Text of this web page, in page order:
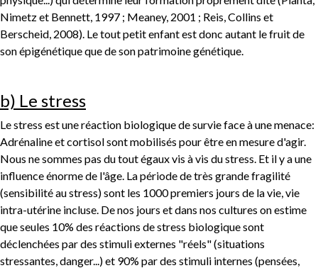
Nimetz et Bennett, 1997 ; Meaney, 2001 ; Reis, Collins et
Berscheid, 2008). Le tout petit enfant est donc autant le fruit de
son épigénétique que de son patrimoine génétique.
b) Le stress
Le stress est une réaction biologique de survie face à une menace:
Adrénaline et cortisol sont mobilisés pour être en mesure d'agir.
Nous ne sommes pas du tout égaux vis à vis du stress. Et il y a une
influence énorme de l'âge. La période de très grande fragilité
(sensibilité au stress) sont les 1000 premiers jours de la vie, vie
intra-utérine incluse. De nos jours et dans nos cultures on estime
que seules 10% des réactions de stress biologique sont
déclenchées par des stimuli externes "réels" (situations
stressantes, danger...) et 90% par des stimuli internes (pensées,